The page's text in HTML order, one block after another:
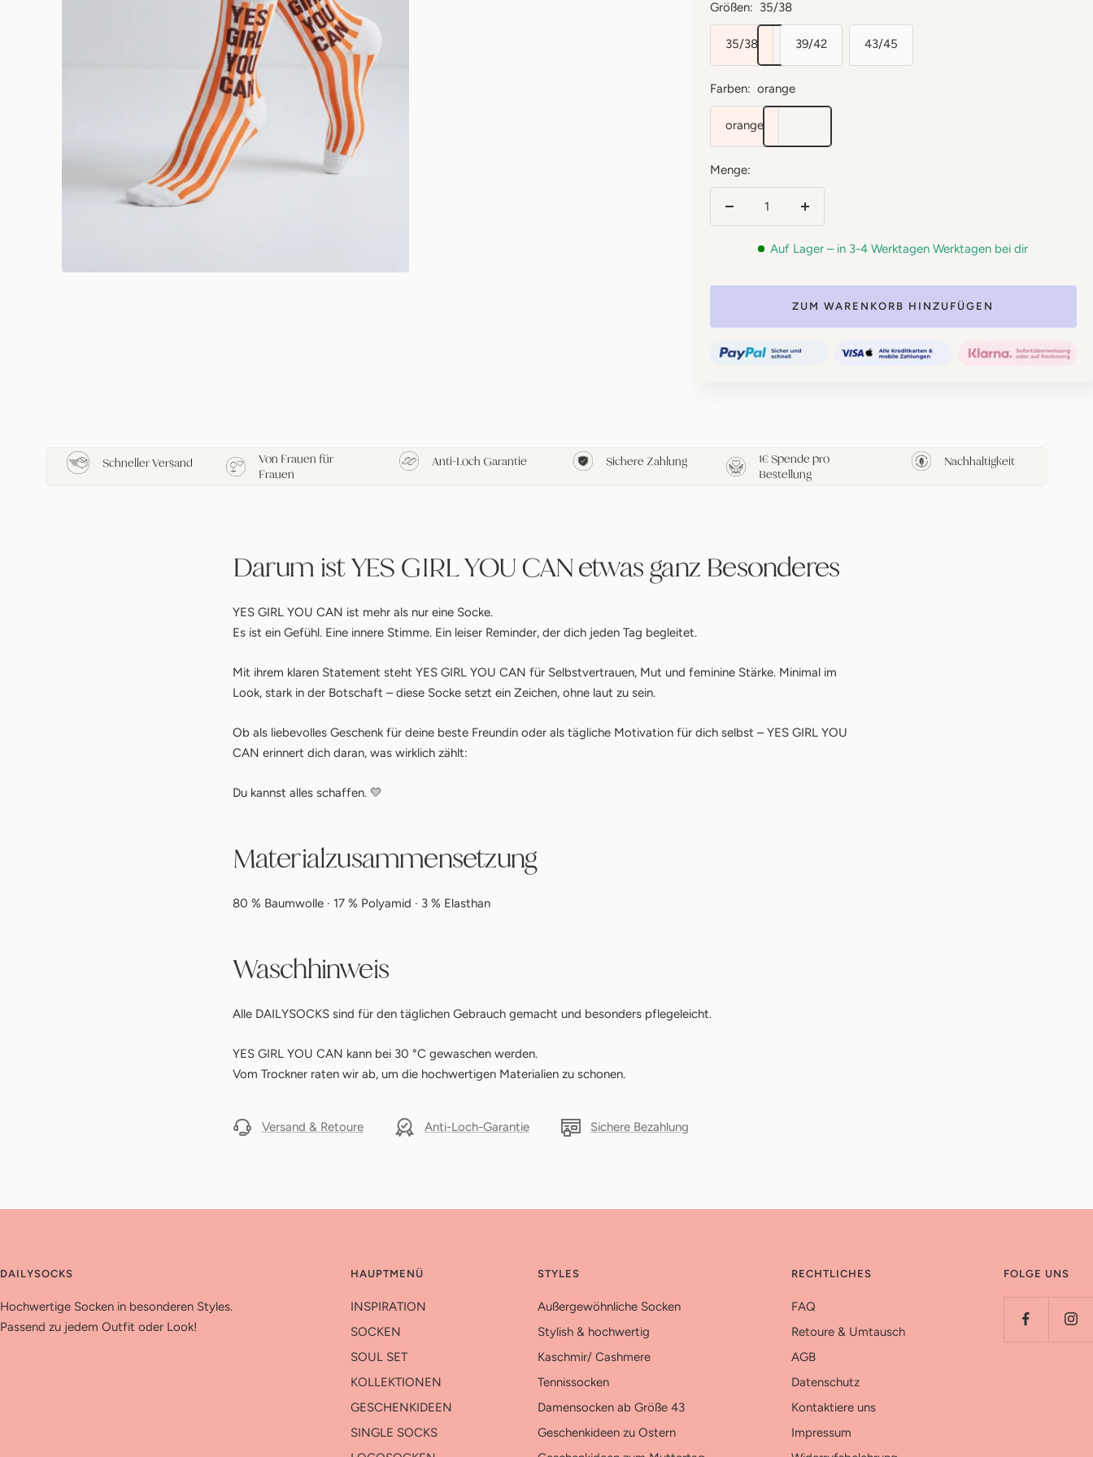
Größen: 35/38
35/38 39/42 43/45
Farben: orange
orange
Menge:
Menge
Auf Lager – in 3-4 Werktagen Werktagen bei dir
ZUM WARENKORB HINZUFÜGEN
Schneller Versand
Von Frauen für
Frauen
Anti-Loch Garantie Sichere Zahlung
1€ Spende pro
Bestellung
Nachhaltigkeit
Darum ist YES GIRL YOU CAN etwas ganz Besonderes
YES GIRL YOU CAN ist mehr als nur eine Socke.
Es ist ein Gefühl. Eine innere Stimme. Ein leiser Reminder, der dich jeden Tag begleitet.
Mit ihrem klaren Statement steht YES GIRL YOU CAN für Selbstvertrauen, Mut und feminine Stärke. Minimal im
Look, stark in der Botschaft – diese Socke setzt ein Zeichen, ohne laut zu sein.
Ob als liebevolles Geschenk für deine beste Freundin oder als tägliche Motivation für dich selbst – YES GIRL YOU
CAN erinnert dich daran, was wirklich zählt:
Du kannst alles schaffen. 💛
Materialzusammensetzung
80 % Baumwolle · 17 % Polyamid · 3 % Elasthan
Waschhinweis
Alle DAILYSOCKS sind für den täglichen Gebrauch gemacht und besonders pflegeleicht.
YES GIRL YOU CAN kann bei 30 °C gewaschen werden.
Vom Trockner raten wir ab, um die hochwertigen Materialien zu schonen.
Versand & Retoure Anti-Loch-Garantie Sichere Bezahlung
DAILYSOCKS
Hochwertige Socken in besonderen Styles.
Passend zu jedem Outfit oder Look!
HAUPTMENÜ
INSPIRATION
SOCKEN
SOUL SET
KOLLEKTIONEN
GESCHENKIDEEN
SINGLE SOCKS
STYLES
Außergewöhnliche Socken
Stylish & hochwertig
Kaschmir/ Cashmere
Tennissocken
Damensocken ab Größe 43
Geschenkideen zu Ostern
RECHTLICHES
FAQ
Retoure & Umtausch
AGB
Datenschutz
Kontaktiere uns
Impressum
FOLGE UNS